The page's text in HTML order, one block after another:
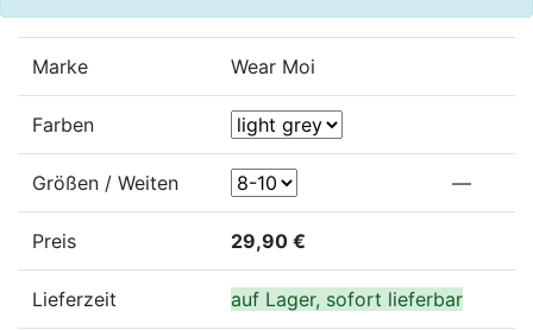
Marke Wear Moi
Farben
Größen / Weiten —
Preis 29,90 €
Lieferzeit auf Lager, sofort lieferbar